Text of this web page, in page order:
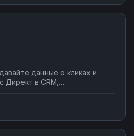
до сложных сценариев
данные о кликах и
Директ в CRM,
в Google Sheets или
интеграции на Nodul для
рекламных